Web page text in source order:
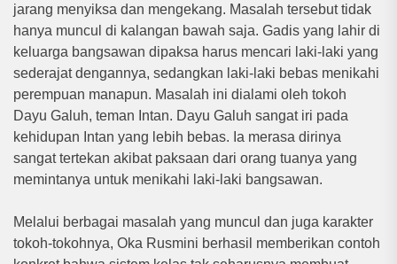
jarang menyiksa dan mengekang. Masalah tersebut tidak
hanya muncul di kalangan bawah saja. Gadis yang lahir di
keluarga bangsawan dipaksa harus mencari laki-laki yang
sederajat dengannya, sedangkan laki-laki bebas menikahi
perempuan manapun. Masalah ini dialami oleh tokoh
Dayu Galuh, teman Intan. Dayu Galuh sangat iri pada
kehidupan Intan yang lebih bebas. Ia merasa dirinya
sangat tertekan akibat paksaan dari orang tuanya yang
memintanya untuk menikahi laki-laki bangsawan.
Melalui berbagai masalah yang muncul dan juga karakter
tokoh-tokohnya, Oka Rusmini berhasil memberikan contoh